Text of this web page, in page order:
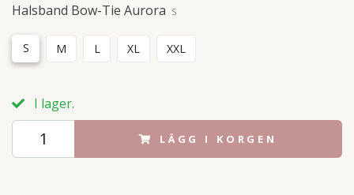
Halsband Bow-Tie Aurora S
S M L XL XXL
I lager.
LÄGG I KORGEN